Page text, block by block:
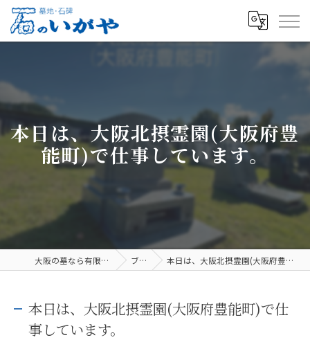
本日は、大阪北摂霊園(大阪府豊
能町)で仕事しています。
大阪の墓なら有限会社石のいがや ブログ 本日は、大阪北摂霊園(大阪府豊能町)で仕事しています。
本日は、大阪北摂霊園(大阪府豊能町)で仕
事しています。